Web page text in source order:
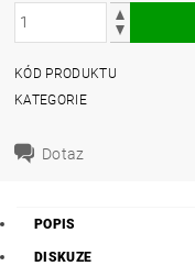
KÓD PRODUKTU
KATEGORIE
Dotaz
POPIS
DISKUZE